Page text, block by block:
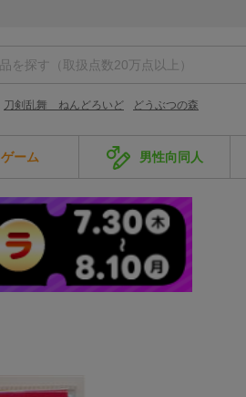
刀剣乱舞 ねんどろいど どうぶつの森
ゲーム 男性向同人